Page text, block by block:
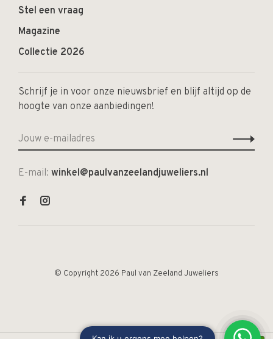
Stel een vraag
Magazine
Collectie 2026
Schrijf je in voor onze nieuwsbrief en blijf altijd op de
hoogte van onze aanbiedingen!
E-mail: winkel@paulvanzeelandjuweliers.nl
© Copyright 2026 Paul van Zeeland Juweliers